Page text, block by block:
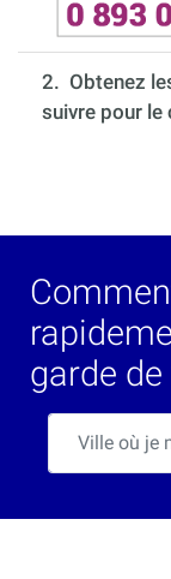
2. Obtenez
suivre pour le
garde